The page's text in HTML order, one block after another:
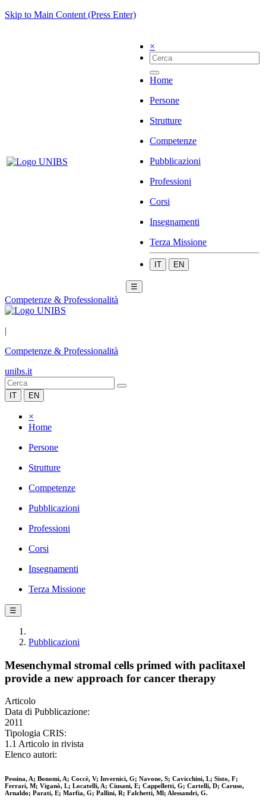
Skip to Main Content (Press Enter)
×
Home
Persone
Strutture
Competenze
Pubblicazioni
Professioni
Corsi
Insegnamenti
Terza Missione
IT EN
☰
Competenze & Professionalità
|
Competenze & Professionalità
unibs.it
IT EN
×
Home
Persone
Strutture
Competenze
Pubblicazioni
Professioni
Corsi
Insegnamenti
Terza Missione
☰
Pubblicazioni
Mesenchymal stromal cells primed with paclitaxel
provide a new approach for cancer therapy
Articolo
Data di Pubblicazione:
2011
Tipologia CRIS:
1.1 Articolo in rivista
Elenco autori:
Pessina, A; Bonomi, A; Coccè, V; Invernici, G; Navone, S; Cavicchini, L; Sisto, F;
Ferrari, M; Viganò, L; Locatelli, A; Ciusani, E; Cappelletti, G; Cartelli, D; Caruso,
Arnaldo; Parati, E; Marfia, G; Pallini, R; Falchetti, Ml; Alessandri, G.